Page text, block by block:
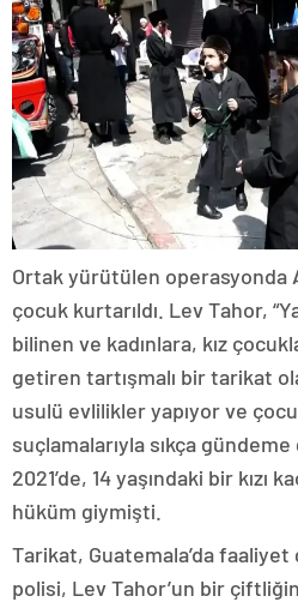
Ortak yürütülen operasyonda
çocuk kurtarıldı. Lev Tahor,
bilinen ve kadınlara, kız
getiren tartışmalı bir tarikat
usulü evlilikler yapıyor ve
suçlamalarıyla sıkça
2021’de, 14 yaşındaki bir kızı
hüküm giymişti.
Tarikat, Guatemala’da
polisi, Lev Tahor’un bir